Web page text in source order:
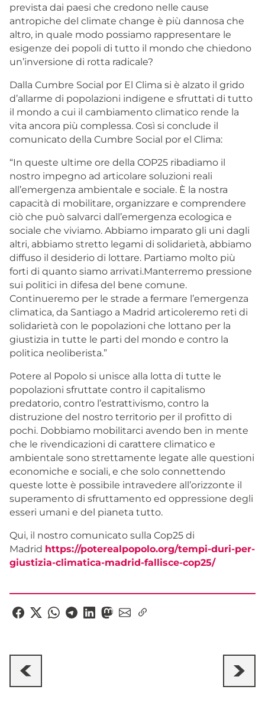
prevista dai paesi che credono nelle cause
antropiche del climate change è più dannosa che
altro, in quale modo possiamo rappresentare le
esigenze dei popoli di tutto il mondo che chiedono
un’inversione di rotta radicale?
Dalla Cumbre Social por El Clima si è alzato il grido
d’allarme di popolazioni indigene e sfruttati di tutto
il mondo a cui il cambiamento climatico rende la
vita ancora più complessa. Così si conclude il
comunicato della Cumbre Social por el Clima:
“In queste ultime ore della COP25 ribadiamo il
nostro impegno ad articolare soluzioni reali
all’emergenza ambientale e sociale. È la nostra
capacità di mobilitare, organizzare e comprendere
ciò che può salvarci dall’emergenza ecologica e
sociale che viviamo. Abbiamo imparato gli uni dagli
altri, abbiamo stretto legami di solidarietà, abbiamo
diffuso il desiderio di lottare. Partiamo molto più
forti di quanto siamo arrivati.Manterremo pressione
sui politici in difesa del bene comune.
Continueremo per le strade a fermare l’emergenza
climatica, da Santiago a Madrid articoleremo reti di
solidarietà con le popolazioni che lottano per la
giustizia in tutte le parti del mondo e contro la
politica neoliberista.”
Potere al Popolo si unisce alla lotta di tutte le
popolazioni sfruttate contro il capitalismo
predatorio, contro l’estrattivismo, contro la
distruzione del nostro territorio per il profitto di
pochi. Dobbiamo mobilitarci avendo ben in mente
che le rivendicazioni di carattere climatico e
ambientale sono strettamente legate alle questioni
economiche e sociali, e che solo connettendo
queste lotte è possibile intravedere all’orizzonte il
superamento di sfruttamento ed oppressione degli
esseri umani e del pianeta tutto.
Qui, il nostro comunicato sulla Cop25 di
Madrid https://poterealpopolo.org/tempi-duri-per-
giustizia-climatica-madrid-fallisce-cop25/